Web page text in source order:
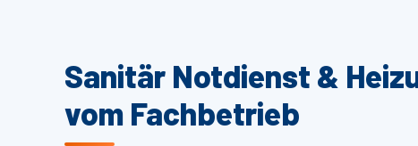
Sanitär Notdienst &
vom Fachbetrieb